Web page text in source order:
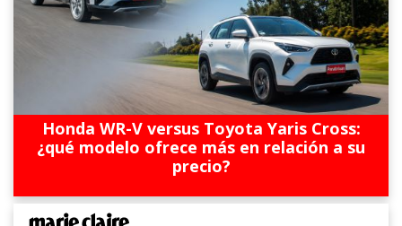
Honda WR-V versus Toyota Yaris Cross:
¿qué modelo ofrece más en relación a su
precio?